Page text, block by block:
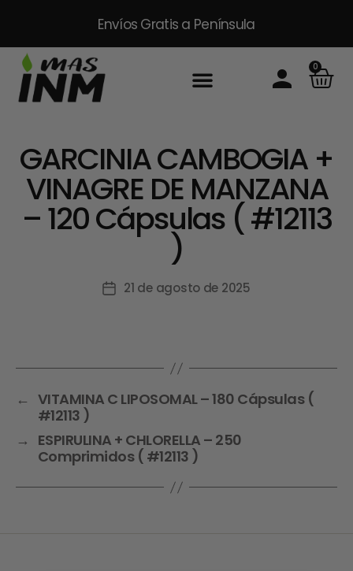
Envíos Gratis a Península
0
GARCINIA CAMBOGIA +
VINAGRE DE MANZANA
– 120 Cápsulas ( #12113
)
21 de agosto de 2025
← VITAMINA C LIPOSOMAL – 180 Cápsulas (
#12113 )
→ ESPIRULINA + CHLORELLA – 250
Comprimidos ( #12113 )